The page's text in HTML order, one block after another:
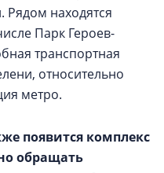
Рядом находятся
Парк Героев-
транспортная
относительно
метро.
появится комплекс
обращать